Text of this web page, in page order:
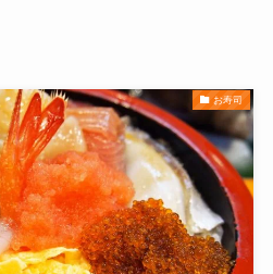
お寿司